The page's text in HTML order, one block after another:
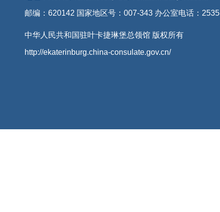
邮编：620142 国家地区号：007-343 办公室电话：
中华人民共和国驻叶卡捷琳堡总领馆 版权所有
http://ekaterinburg.china-consulate.gov.cn/